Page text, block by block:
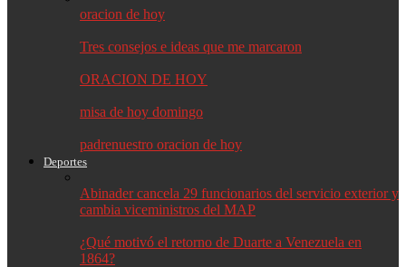
oracion de hoy
Tres consejos e ideas que me marcaron
ORACION DE HOY
misa de hoy domingo
padrenuestro oracion de hoy
Deportes
Abinader cancela 29 funcionarios del servicio exterior y
cambia viceministros del MAP
¿Qué motivó el retorno de Duarte a Venezuela en
1864?